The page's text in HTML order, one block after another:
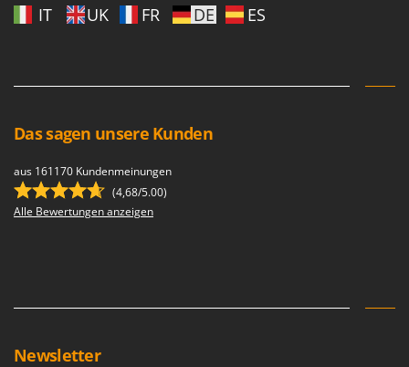
IT UK FR DE ES
Das sagen unsere Kunden
aus 161170 Kundenmeinungen
(4,68/5.00)
Alle Bewertungen anzeigen
Newsletter